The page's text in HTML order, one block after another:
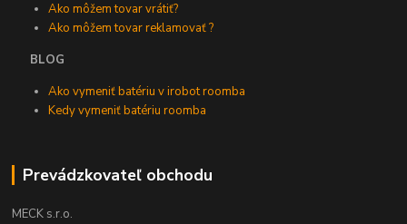
Ako môžem tovar vrátiť?
Ako môžem tovar reklamovať ?
BLOG
Ako vymeniť batériu v irobot roomba
Kedy vymeniť batériu roomba
Prevádzkovateľ obchodu
MECK s.r.o.